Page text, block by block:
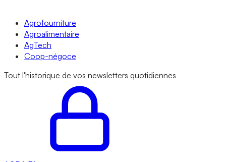
Agrofourniture
Agroalimentaire
AgTech
Coop-négoce
Tout l'historique de vos newsletters quotidiennes